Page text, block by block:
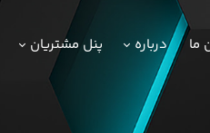
ما درباره پنل مشتریان